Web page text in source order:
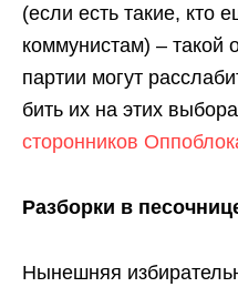
(если есть такие, кто
коммунистам) –
партии могут
бить их на этих
сторонников
Разборки в
Нынешняя